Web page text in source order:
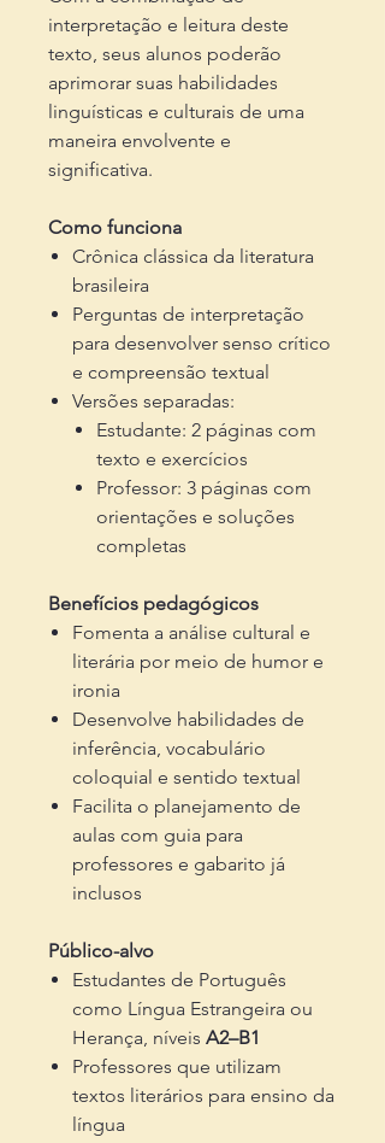
interpretação e leitura deste
texto, seus alunos poderão
aprimorar suas habilidades
linguísticas e culturais de uma
maneira envolvente e
significativa.
Como funciona
Crônica clássica da literatura
brasileira
Perguntas de interpretação
para desenvolver senso crítico
e compreensão textual
Versões separadas:
Estudante: 2 páginas com
texto e exercícios
Professor: 3 páginas com
orientações e soluções
completas
Benefícios pedagógicos
Fomenta a análise cultural e
literária por meio de humor e
ironia
Desenvolve habilidades de
inferência, vocabulário
coloquial e sentido textual
Facilita o planejamento de
aulas com guia para
professores e gabarito já
inclusos
Público-alvo
Estudantes de Português
como Língua Estrangeira ou
Herança, níveis A2–B1
Professores que utilizam
textos literários para ensino da
língua